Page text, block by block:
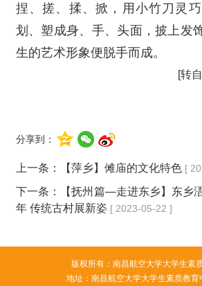
捏、搓、揉、掀，用小竹刀灵巧
划、塑成身、手、头面，披上发
生的艺术形象便脱手而成。
[转
分享到：
上一条： 【萍乡】傩庙的文化特色 [
下一条：
【抚州篇—走进东乡】东乡
年 传统古村展新姿 [ 2023-05-22 ]
版权所有：南昌航空大学大学生素
地址：南昌航空大学大学生素质教育